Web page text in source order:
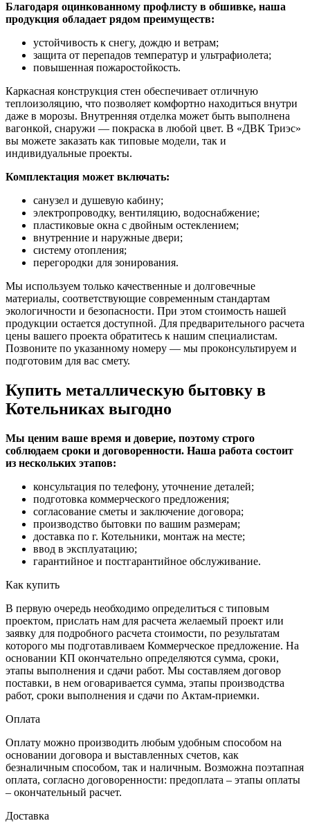
Благодаря оцинкованному профлисту в обшивке, наша
продукция обладает рядом преимуществ:
устойчивость к снегу, дождю и ветрам;
защита от перепадов температур и ультрафиолета;
повышенная пожаростойкость.
Каркасная конструкция стен обеспечивает отличную
теплоизоляцию, что позволяет комфортно находиться внутри
даже в морозы. Внутренняя отделка может быть выполнена
вагонкой, снаружи — покраска в любой цвет. В «ДВК Триэс»
вы можете заказать как типовые модели, так и
индивидуальные проекты.
Комплектация может включать:
санузел и душевую кабину;
электропроводку, вентиляцию, водоснабжение;
пластиковые окна с двойным остеклением;
внутренние и наружные двери;
систему отопления;
перегородки для зонирования.
Мы используем только качественные и долговечные
материалы, соответствующие современным стандартам
экологичности и безопасности. При этом стоимость нашей
продукции остается доступной. Для предварительного расчета
цены вашего проекта обратитесь к нашим специалистам.
Позвоните по указанному номеру — мы проконсультируем и
подготовим для вас смету.
Купить металлическую бытовку в
Котельниках выгодно
Мы ценим ваше время и доверие, поэтому строго
соблюдаем сроки и договоренности. Наша работа состоит
из нескольких этапов:
консультация по телефону, уточнение деталей;
подготовка коммерческого предложения;
согласование сметы и заключение договора;
производство бытовки по вашим размерам;
доставка по г. Котельники, монтаж на месте;
ввод в эксплуатацию;
гарантийное и постгарантийное обслуживание.
Как купить
В первую очередь необходимо определиться с типовым
проектом, прислать нам для расчета желаемый проект или
заявку для подробного расчета стоимости, по результатам
которого мы подготавливаем Коммерческое предложение. На
основании КП окончательно определяются сумма, сроки,
этапы выполнения и сдачи работ. Мы составляем договор
поставки, в нем оговаривается сумма, этапы производства
работ, сроки выполнения и сдачи по Актам-приемки.
Оплата
Оплату можно производить любым удобным способом на
основании договора и выставленных счетов, как
безналичным способом, так и наличным. Возможна поэтапная
оплата, согласно договоренности: предоплата – этапы оплаты
– окончательный расчет.
Доставка